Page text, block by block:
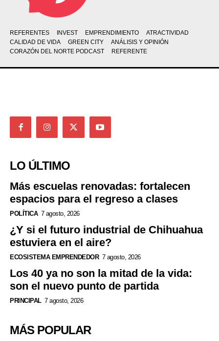
REFERENTES INVEST EMPRENDIMIENTO
ATRACTIVIDAD
CALIDAD DE VIDA
GREEN CITY
ANÁLISIS Y OPINIÓN
CORAZÓN DEL NORTE PODCAST
REFERENTE
LO ÚLTIMO
Más escuelas renovadas: fortalecen
espacios para el regreso a clases
POLÍTICA 7 agosto, 2026
¿Y si el futuro industrial de Chihuahua
estuviera en el aire?
ECOSISTEMA EMPRENDEDOR 7 agosto, 2026
Los 40 ya no son la mitad de la vida:
son el nuevo punto de partida
PRINCIPAL 7 agosto, 2026
MÁS POPULAR